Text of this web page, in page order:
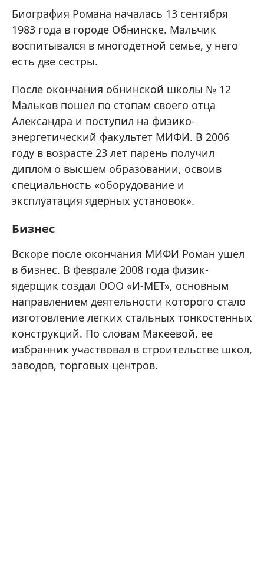
Биография Романа началась 13 сентября
1983 года в городе Обнинске. Мальчик
воспитывался в многодетной семье, у него
есть две сестры.
После окончания обнинской школы № 12
Мальков пошел по стопам своего отца
Александра и поступил на физико-
энергетический факультет МИФИ. В 2006
году в возрасте 23 лет парень получил
диплом о высшем образовании, освоив
специальность «оборудование и
эксплуатация ядерных установок».
Бизнес
Вскоре после окончания МИФИ Роман ушел
в бизнес. В феврале 2008 года физик-
ядерщик создал ООО «И-МЕТ», основным
направлением деятельности которого стало
изготовление легких стальных тонкостенных
конструкций. По словам Макеевой, ее
избранник участвовал в строительстве школ,
заводов, торговых центров.